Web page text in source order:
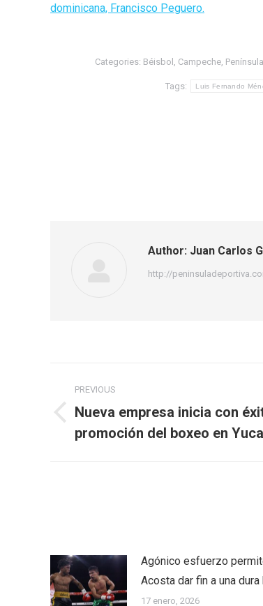
dominicana, Francisco Peguero.
Categories: Béisbol Campeche, Península
Tags: Luis Fernando
Author: Juan Carlos
http://
navigation
PREVIOUS
Previous
post:
Nueva empresa inicia con
promoción del boxeo en
Agónico esfuerzo
Acosta dar fin a una dura
17 enero, 2026